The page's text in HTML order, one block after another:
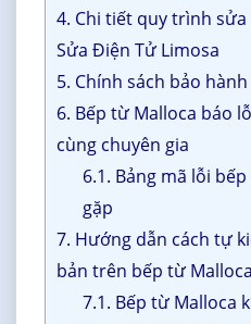
4. Chi tiết quy trình
Sửa Điện Tử Limosa
5. Chính sách bảo
6. Bếp từ Malloca báo
cùng chuyên gia
6.1. Bảng mã lỗi
gặp
7. Hướng dẫn cách tự
bản trên bếp từ Malloca
7.1. Bếp từ Malloca